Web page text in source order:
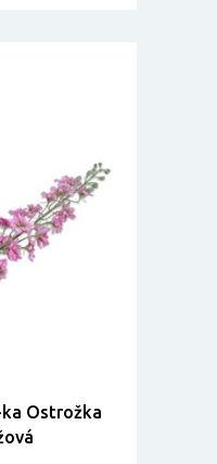
Ostrožka